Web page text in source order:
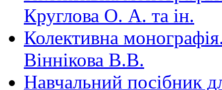
Круглова О. А. та ін.
Колективна
Віннікова В.В.
Навчальний посібник